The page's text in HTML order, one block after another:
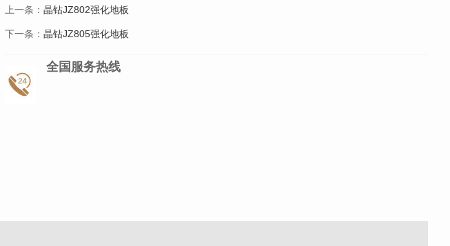
上一条： 晶钻JZ802强化地板
下一条： 晶钻JZ805强化地板
全国服务热线